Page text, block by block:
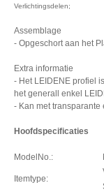
Verlichtingsdelen;
Assemblage
- Opgeschort aan het
Extra informatie
- Het LEIDENE profiel
het generall enkel
- Kan met
Hoofdspecificaties
ModelNo.:
Itemtype: